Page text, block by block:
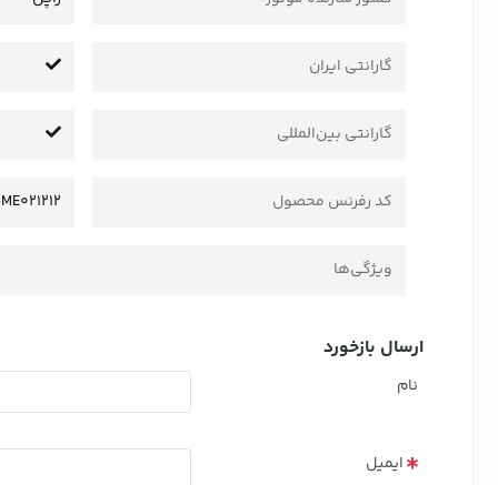
گارانتی ایران
گارانتی بین‌المللی
کد رفرنس محصول
ویژگی‌ها
ارسال بازخورد
نام
ایمیل